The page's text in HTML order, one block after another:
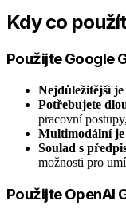
Kdy co
Použijte Google
Nejdůležitější je
Potřebujete
pracovní
Multimodální je
Soulad s
možnosti pro
Použijte OpenAI